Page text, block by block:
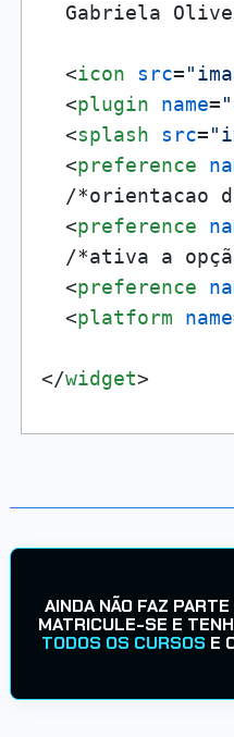
Gabriela
<icon src=
<plugin name=
<splash src=
<preference
/*orientacao
<preference
/*ativa a
<preference
<platform name
</widget>
AINDA NÃO FAZ PARTE
MATRICULE-SE E
TODOS OS CURSOS E